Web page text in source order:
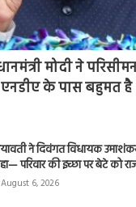
मोदी ने
के पास बहुमत है
ने दिवंगत विधायक
परिवार की इच्छा पर बेटे को
August 6, 2026